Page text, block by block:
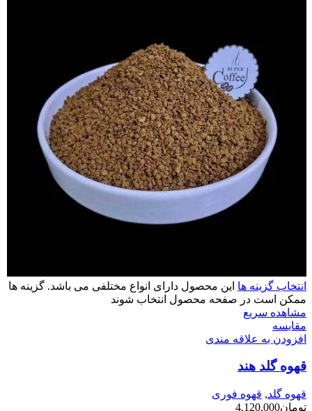
انتخاب گزینه ها این محصول دارای انواع مختلفی می باشد. گزینه ها
ممکن است در صفحه محصول انتخاب شوند
مشاهده سریع
مقایسه
افزودن به علاقه مندی
قهوه گلد هند
قهوه گلد, قهوه فوری
تومان4.120.000